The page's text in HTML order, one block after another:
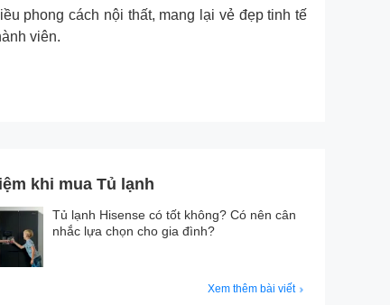
phong cách nội thất, mang lại vẻ đẹp tinh tế
viên.
khi mua Tủ lạnh
Tủ lạnh Hisense có tốt không? Có nên cân
nhắc lựa chọn cho gia đình?
Xem thêm bài viết